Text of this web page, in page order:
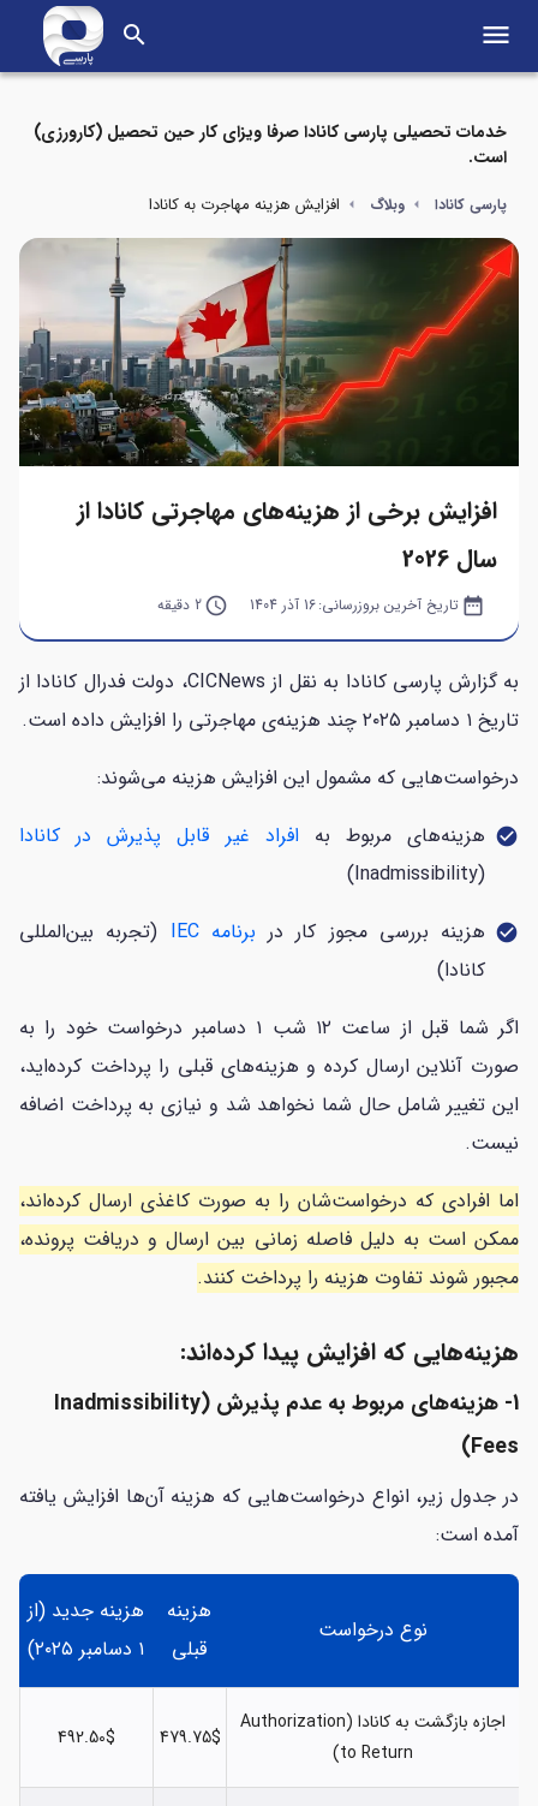
search menu
خدمات تحصیلی پارسی کانادا صرفا ویزای کار حین تحصیل (کارورزی)
است.
پارسی کانادا وبلاگ افزایش هزینه مهاجرت به کانادا
افزایش برخی از هزینه‌های مهاجرتی کانادا از
سال 2026
date_range تاریخ آخرین بروزرسانی:16 آذر 1404 query_builder2 دقیقه
به گزارش پارسی کانادا به نقل از CICNews، دولت فدرال کانادا از
تاریخ ۱ دسامبر ۲۰۲۵ چند هزینه‌‌ی مهاجرتی را افزایش داده است.
درخواست‌هایی که مشمول این افزایش هزینه می‌شوند:
check_circle هزینه‌های مربوط بهافراد غیر قابل پذیرش در کانادا
(Inadmissibility)
check_circle هزینه بررسی مجوز کار در برنامه IEC
(تجربه بین‌المللی
کانادا)
اگر شما قبل از ساعت ۱۲ شب ۱ دسامبر درخواست خود را به‌
صورت آنلاین ارسال کرده و هزینه‌های قبلی را پرداخت کرده‌اید،
این تغییر شامل حال شما نخواهد شد و نیازی به پرداخت اضافه
نیست.
اما افرادی که درخواست‌شان را به صورت کاغذی ارسال کرده‌اند،
ممکن است به دلیل فاصله زمانی بین ارسال و دریافت پرونده،
مجبور شوند تفاوت هزینه را پرداخت کنند.
هزینه‌هایی که افزایش پیدا کرده‌اند:
1- هزینه‌های مربوط به عدم پذیرش (Inadmissibility
Fees)
در جدول زیر، انواع درخواست‌هایی که هزینه آن‌ها افزایش یافته
آمده است:
نوع درخواست
هزینه
قبلی
هزینه جدید (از
۱ دسامبر ۲۰۲۵)
اجازه بازگشت به کانادا (Authorization
to Return)
479.75$
492.50$